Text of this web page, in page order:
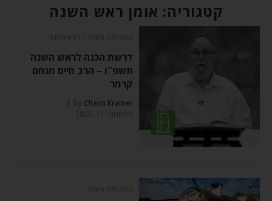
קטגוריה: אומן ראש השנה
אומן ראש השנה ⬦ ראש השנה
דרשת הכנה לראש השנה
תשפ"ו – הרב חיים מנחם
קרמר
by Chaim Kramer
ספטמבר 11, 2025
אומן ראש השנה